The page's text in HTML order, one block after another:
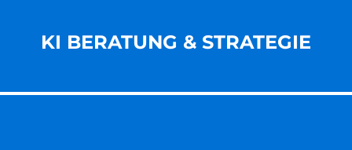
KI BERATUNG & STRATEGIE